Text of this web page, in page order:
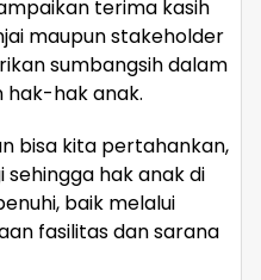
terima kasih
maupun stakeholder
sumbangsih dalam
hak-hak anak.
bisa kita pertahankan,
hak anak di
baik melalui
fasilitas dan sarana